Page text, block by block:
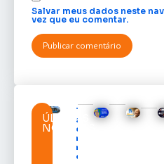
Salvar meus dados neste
vez que eu comentar.
ÚLTIMAS
NOTÍCIAS
TRE-AP
suspende
expediente
na sede e
nos
cartórios